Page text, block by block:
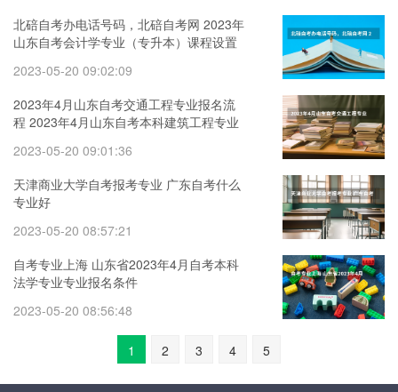
北碚自考办电话号码，北碚自考网 2023年
山东自考会计学专业（专升本）课程设置
2023-05-20 09:02:09
2023年4月山东自考交通工程专业报名流
程 2023年4月山东自考本科建筑工程专业
2023-05-20 09:01:36
天津商业大学自考报考专业 广东自考什么
专业好
2023-05-20 08:57:21
自考专业上海 山东省2023年4月自考本科
法学专业专业报名条件
2023-05-20 08:56:48
1 2 3 4 5